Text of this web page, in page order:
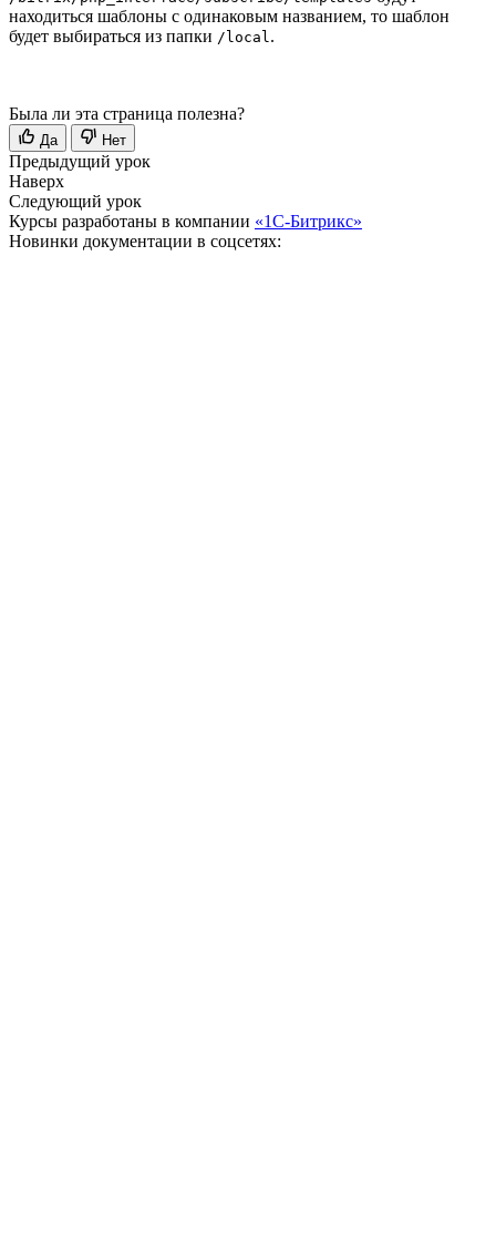
находиться шаблоны с одинаковым названием, то шаблон
будет выбираться из папки /local .
Была ли эта страница полезна?
Да Нет
Предыдущий урок
Наверх
Следующий урок
Курсы разработаны в компании «1С-Битрикс»
Новинки документации в соцсетях: